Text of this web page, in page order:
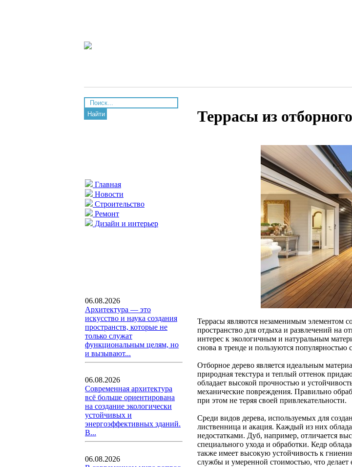
Найти
Главная
Новости
Строительство
Ремонт
Дизайн и интерьер
06.08.2026
Архитектура — это
искусство и наука создания
пространств, которые не
только служат
функциональным целям, но
и вызывают...
06.08.2026
Современная архитектура
всё больше ориентирована
на создание экологически
устойчивых и
энергоэффективных зданий.
В...
06.08.2026
Террасы из
Террасы являются незаменимым элементом
пространство для отдыха и развлечений на
интерес к экологичным и натуральным
снова в тренде и пользуются популярностью
Отборное дерево является идеальным
природная текстура и теплый оттенок
обладает высокой прочностью и
механические повреждения. Правильно
при этом не теряя своей привлекательности.
Среди видов дерева, используемых для
лиственница и акация. Каждый из них
недостатками. Дуб, например, отличается
специального ухода и обработки. Кедр
также имеет высокую устойчивость к
службы и умеренной стоимостью, что делает